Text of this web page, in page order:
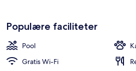
Populære faciliteter
Pool
Gratis Wi-Fi